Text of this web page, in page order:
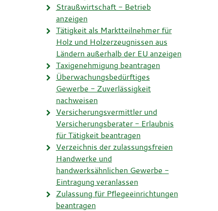
Straußwirtschaft - Betrieb
anzeigen
Tätigkeit als Marktteilnehmer für
Holz und Holzerzeugnissen aus
Ländern außerhalb der EU anzeigen
Taxigenehmigung beantragen
Überwachungsbedürftiges
Gewerbe - Zuverlässigkeit
nachweisen
Versicherungsvermittler und
Versicherungsberater - Erlaubnis
für Tätigkeit beantragen
Verzeichnis der zulassungsfreien
Handwerke und
handwerksähnlichen Gewerbe -
Eintragung veranlassen
Zulassung für Pflegeeinrichtungen
beantragen